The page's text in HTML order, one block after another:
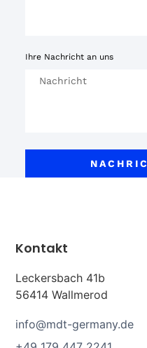
Ihre Nachricht an uns
Kontakt
Leckersbach 41b
56414 Wallmerod
info@mdt-germany.de